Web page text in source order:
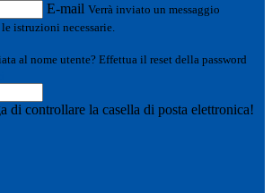
E-mail Verrà inviato un messaggio
istruzioni necessarie.
al nome utente? Effettua il reset della password
di controllare la casella di posta elettronica!